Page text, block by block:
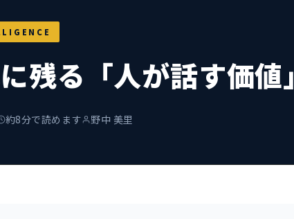
残る「人が話す価値」
約8分で読めます 野中 美里